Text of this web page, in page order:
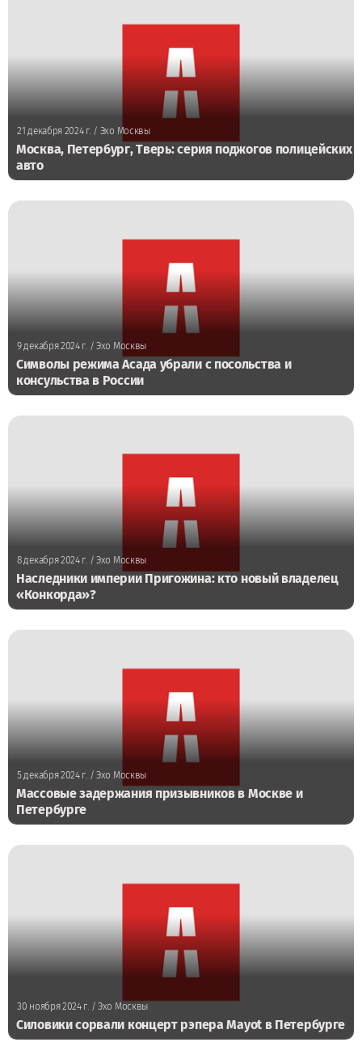
21 декабря 2024 г./ Эхо Москвы
Москва, Петербург, Тверь: серия поджогов полицейских
авто
9 декабря 2024 г. / Эхо Москвы
Символы режима Асада убрали с посольства и
консульства в России
8 декабря 2024 г./ Эхо Москвы
Наследники империи Пригожина: кто новый владелец
«Конкорда»?
5 декабря 2024 г./ Эхо Москвы
Массовые задержания призывников в Москве и
Петербурге
30 ноября 2024 г./ Эхо Москвы
Силовики сорвали концерт рэпера Mayot в Петербурге